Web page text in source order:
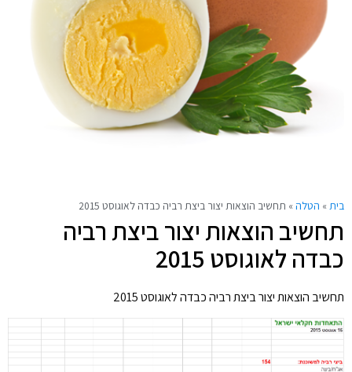
בית » הטלה » תחשיב הוצאות יצור ביצת רביה כבדה לאוגוסט 2015
תחשיב הוצאות יצור ביצת רביה
כבדה לאוגוסט 2015
תחשיב הוצאות יצור ביצת רביה כבדה לאוגוסט 2015